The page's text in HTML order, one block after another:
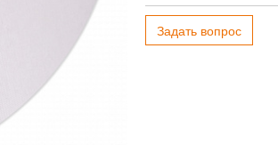
Задать вопрос